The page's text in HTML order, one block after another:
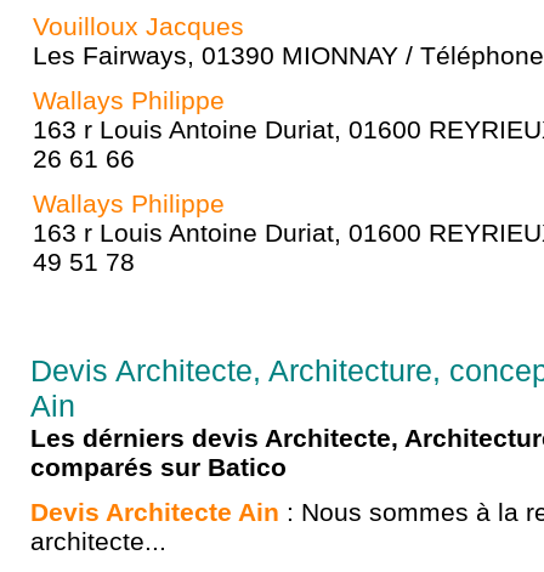
Vouilloux Jacques
Les Fairways, 01390 MIONNAY /
Wallays Philippe
163 r Louis Antoine Duriat, 01600
26 61 66
Wallays Philippe
163 r Louis Antoine Duriat, 01600
49 51 78
Devis Architecte, Architecture,
Ain
Les dérniers devis Architecte,
comparés sur Batico
Devis Architecte Ain : Nous sommes à la
architecte...